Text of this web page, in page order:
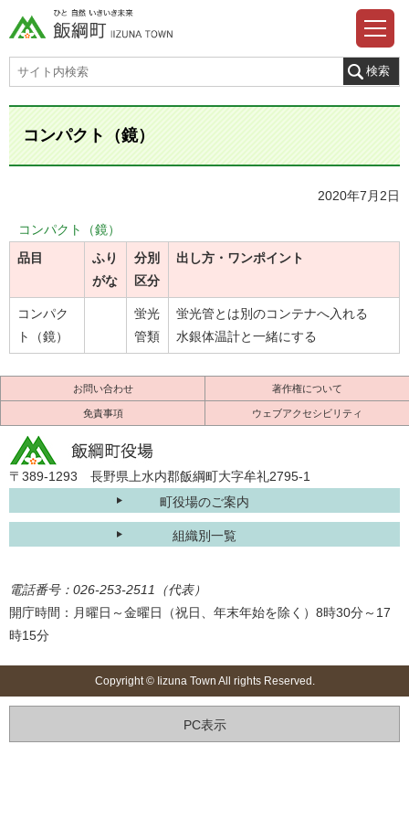
コンパクト（鏡）
2020年7月2日
コンパクト（鏡）
品目
ふり
がな
分別
区分
出し方・ワンポイント
コンパク
ト（鏡）
蛍光
管類
蛍光管とは別のコンテナへ入れる
水銀体温計と一緒にする
お問い合わせ 著作権について
免責事項 ウェブアクセシビリティ
〒389-1293 長野県上水内郡飯綱町大字牟礼2795-1
町役場のご案内
組織別一覧
電話番号：026-253-2511（代表）
開庁時間：月曜日～金曜日（祝日、年末年始を除く）8時30分～17
時15分
Copyright © Iizuna Town All rights Reserved.
PC表示